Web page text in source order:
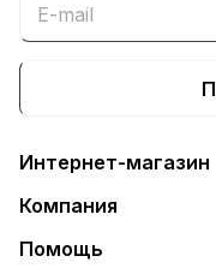
Интернет-магазин
Компания
Помощь